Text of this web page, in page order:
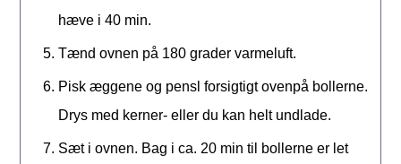
hæve i 40 min.
Tænd ovnen på 180 grader varmeluft.
Pisk æggene og pensl forsigtigt ovenpå bollerne.
Drys med kerner- eller du kan helt undlade.
Sæt i ovnen. Bag i ca. 20 min til bollerne er let